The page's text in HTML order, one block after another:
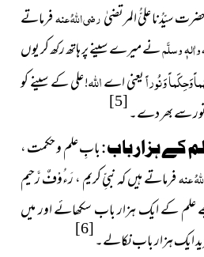
سیّدُنا علیُّ المرتضیٰرضی اللہُ عنہفرماتے
واٰلہٖ وسلَّمنے میرے سینے پر ہاتھ رکھ کر یوں
وَحِكَماً وَنُوراًیعنی اےاللہ! علی کے سینے کو
نور سے بھر دے۔[5]
کے ہزار باب :بابِ علم و حکمت ،
عنہفرماتے ہیں کہ نبیِّ کریم ، رَءُوْفٌ رَّحیم
علم کے ایک ہزار باب سکھائے اور میں
ایک ہزار باب نکالے۔[6]